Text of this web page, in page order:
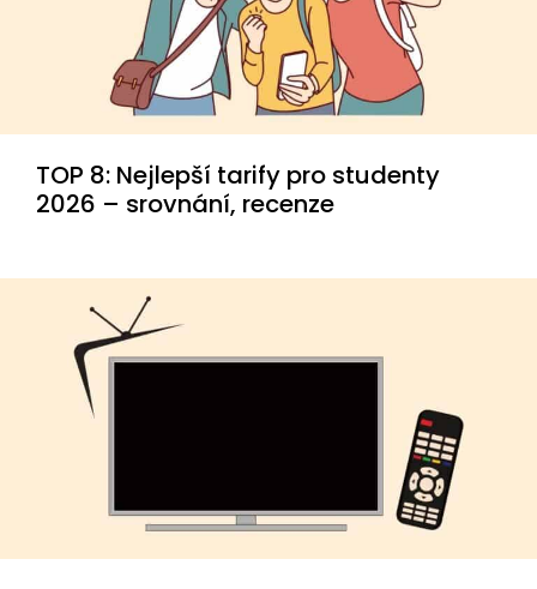
TOP 8: Nejlepší tarify pro studenty
2026 – srovnání, recenze